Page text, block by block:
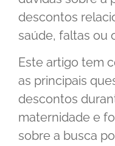
descontos
saúde, faltas ou
Este artigo tem
as principais
descontos
maternidade e
sobre a busca